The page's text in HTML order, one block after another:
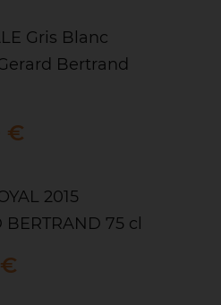
Gris Blanc
Bertrand
€
2015
BERTRAND 75 cl